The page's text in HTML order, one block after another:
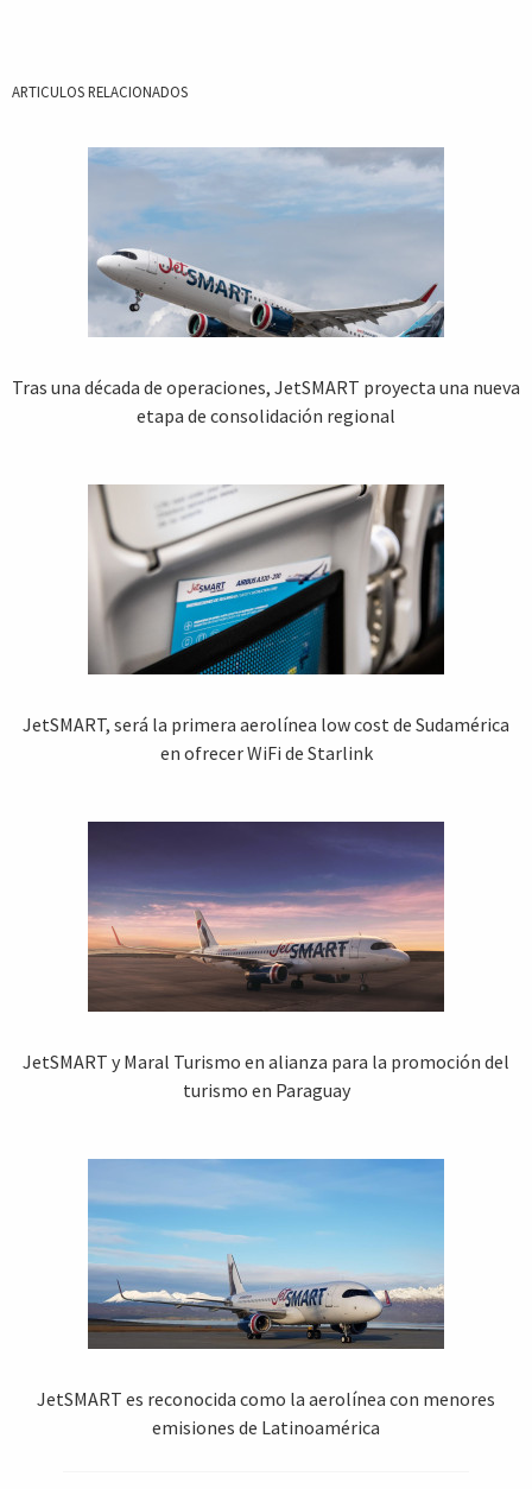
ARTICULOS RELACIONADOS
Tras una década de operaciones, JetSMART proyecta una nueva
etapa de consolidación regional
JetSMART, será la primera aerolínea low cost de Sudamérica
en ofrecer WiFi de Starlink
JetSMART y Maral Turismo en alianza para la promoción del
turismo en Paraguay
JetSMART es reconocida como la aerolínea con menores
emisiones de Latinoamérica